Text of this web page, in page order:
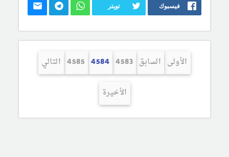
فيسبوك تويتر
الأولى السابق 4583
4584
4585 التالي
الأخيرة